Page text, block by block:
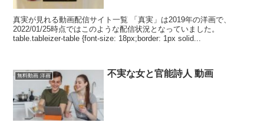
真実が見れる動画配信サイト一覧 「真実」は2019年の洋画で、
2022/01/25時点ではこのような配信状況となっていました。
table.tableizer-table {font-size: 18px;border: 1px solid...
無料動画 洋画 不実な女と官能詩人 動画